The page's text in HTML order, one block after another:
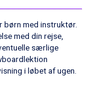
børn med instruktør.
med din rejse,
særlige
i løbet af ugen.